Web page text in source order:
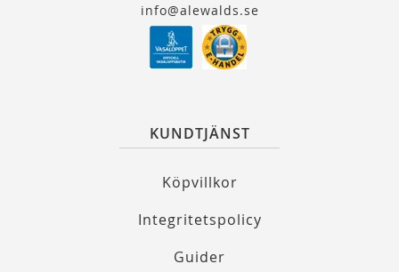
info@alewalds.se
KUNDTJÄNST
Köpvillkor
Integritetspolicy
Guider